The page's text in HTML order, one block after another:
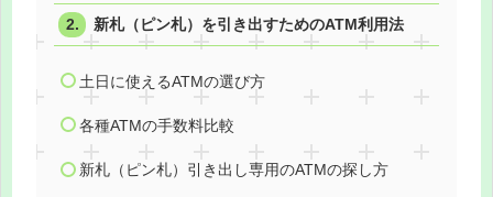
新札（ピン札）を引き出すためのATM利用法
土日に使えるATMの選び方
各種ATMの手数料比較
新札（ピン札）引き出し専用のATMの探し方